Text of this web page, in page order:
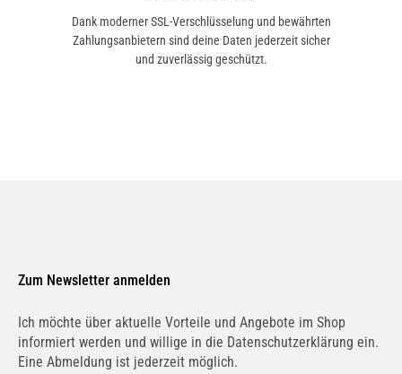
Dank moderner SSL-Verschlüsselung und bewährten
Zahlungsanbietern sind deine Daten jederzeit sicher
und zuverlässig geschützt.
Zum Newsletter anmelden
Ich möchte über aktuelle Vorteile und Angebote im Shop
informiert werden und willige in die Datenschutzerklärung ein.
Eine Abmeldung ist jederzeit möglich.